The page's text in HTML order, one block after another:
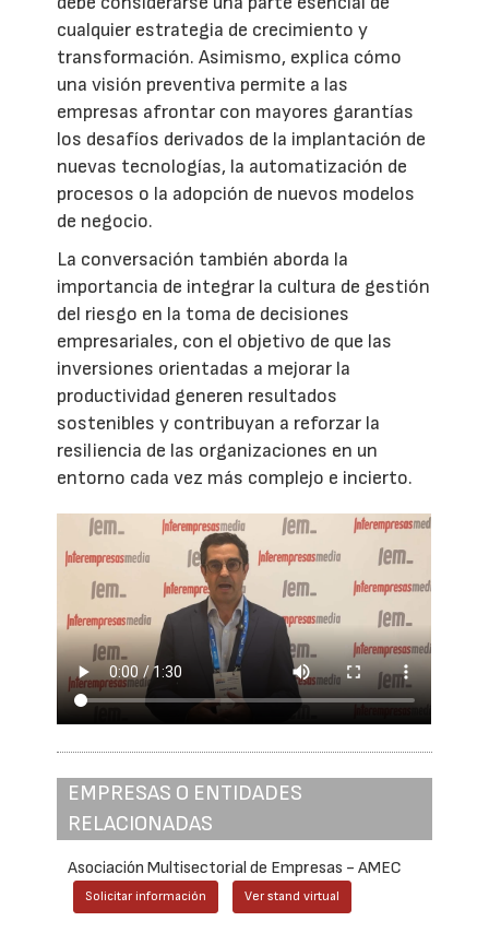
cualquier estrategia de crecimiento y
transformación. Asimismo, explica cómo
una visión preventiva permite a las
empresas afrontar con mayores garantías
los desafíos derivados de la implantación de
nuevas tecnologías, la automatización de
procesos o la adopción de nuevos modelos
de negocio.
La conversación también aborda la
importancia de integrar la cultura de gestión
del riesgo en la toma de decisiones
empresariales, con el objetivo de que las
inversiones orientadas a mejorar la
productividad generen resultados
sostenibles y contribuyan a reforzar la
resiliencia de las organizaciones en un
entorno cada vez más complejo e incierto.
EMPRESAS O ENTIDADES
RELACIONADAS
Asociación Multisectorial de Empresas - AMEC
Solicitar información Ver stand virtual